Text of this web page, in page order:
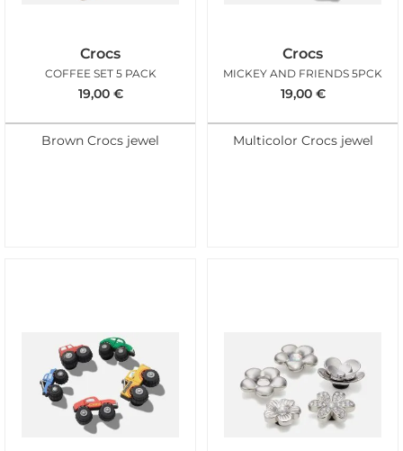
Crocs
COFFEE SET 5 PACK
19,00 €
Brown Crocs jewel
Crocs
MICKEY AND FRIENDS 5PCK
19,00 €
Multicolor Crocs jewel